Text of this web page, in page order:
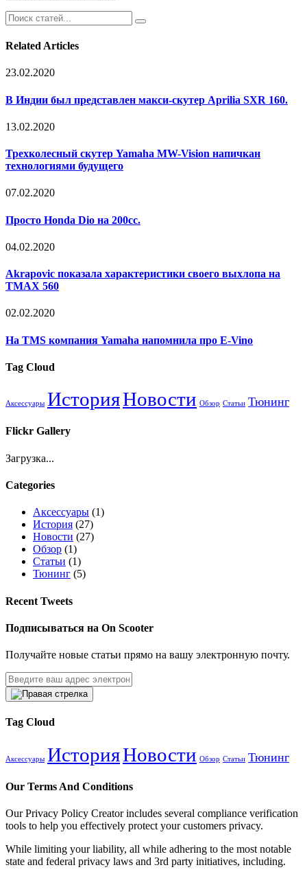
Related Articles
23.02.2020
В Индии был представлен макси-скутер Aprilia SXR 160.
13.02.2020
Трехколесный скутер Yamaha MW-Vision напичкан
технологиями будущего
07.02.2020
Просто Honda Dio на 200cc.
04.02.2020
Akrapoviс показала характеристики своего выхлопа на
TMAX 560
02.02.2020
На TMS компания Yamaha напомнила про E-Vino
Tag Cloud
Аксессуары ИсторияНовости Обзор Статьи Тюнинг
Flickr Gallery
Загрузка...
Categories
Аксессуары (1)
История (27)
Новости (27)
Обзор (1)
Статьи (1)
Тюнинг (5)
Recent Tweets
Подписываться на On Scooter
Получайте новые статьи прямо на вашу электронную почту.
Tag Cloud
Аксессуары ИсторияНовости Обзор Статьи Тюнинг
Our Terms And Conditions
Our Privacy Policy Creator includes several compliance verification
tools to help you effectively protect your customers privacy.
While limiting your liability, all while adhering to the most notable
state and federal privacy laws and 3rd party initiatives, including.